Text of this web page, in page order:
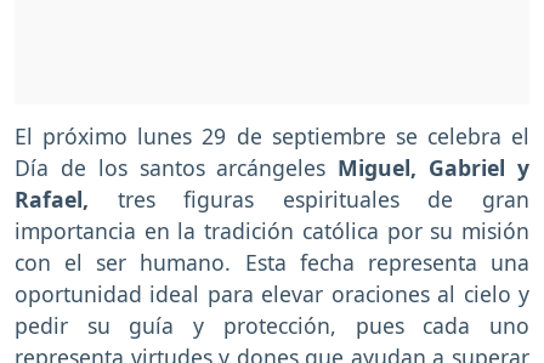
El próximo lunes 29 de septiembre se celebra el
Día de los santos arcángeles Miguel, Gabriel y
Rafael, tres figuras espirituales de gran
importancia en la tradición católica por su misión
con el ser humano. Esta fecha representa una
oportunidad ideal para elevar oraciones al cielo y
pedir su guía y protección, pues cada uno
representa virtudes y dones que ayudan a superar